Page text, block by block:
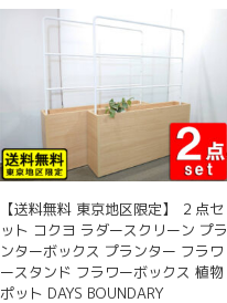
【送料無料 東京地区限定】 ２点セ
ット コクヨ ラダースクリーン プラ
ンターボックス プランター フラワ
ースタンド フラワーボックス 植物
ポット DAYS BOUNDARY